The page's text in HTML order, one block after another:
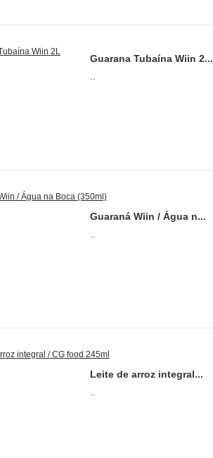
Guarana Tubaína Wiin 2...
..
Guaraná Wiin / Água n...
..
Leite de arroz integral...
..